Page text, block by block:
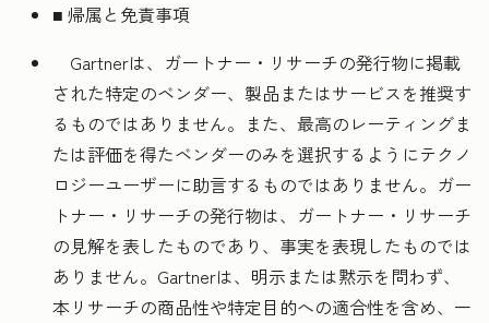
■ 帰属と免責事項
Gartnerは、ガートナー・リサーチの発行物に掲載
された特定のベンダー、製品またはサービスを推奨す
るものではありません。また、最高のレーティングま
たは評価を得たベンダーのみを選択するようにテクノ
ロジーユーザーに助言するものではありません。ガー
トナー・リサーチの発行物は、ガートナー・リサーチ
の見解を表したものであり、事実を表現したものでは
ありません。Gartnerは、明示または黙示を問わず、
本リサーチの商品性や特定目的への適合性を含め、一